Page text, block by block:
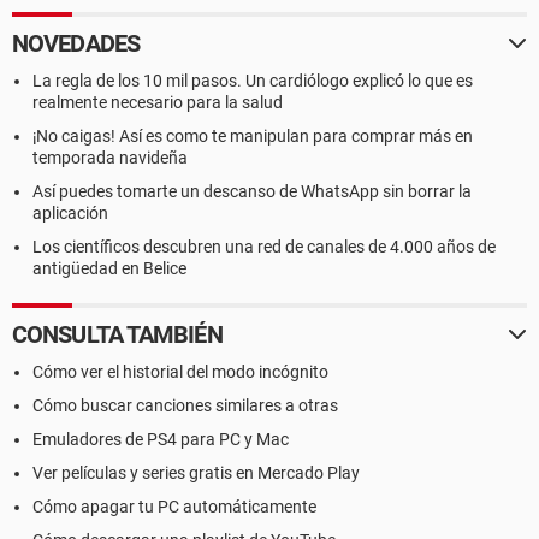
--------[ DMI ]---------------------------------------------------------------------------------------
------------------
[ BIOS ]
Propiedades del BIOS:
Fabricante American Megatrends Inc.
Versión P2.70
Fecha de salida 09/05/2006
Dispositivos de arranque Floppy Disk, Hard Disk, CD-ROM,
ATAPI ZIP, LS-120
Funciones disponibles Flash BIOS, Shadow BIOS, Selectable
Boot, EDD, BBS
Estándares soportados DMI, ACPI, PnP
Posibilidades de expansión PCI, USB
[ Sistema ]
Propiedades del sistema:
NOVEDADES
La regla de los 10 mil pasos. Un cardiólogo explicó lo que es
realmente necesario para la salud
¡No caigas! Así es como te manipulan para comprar más en
temporada navideña
Así puedes tomarte un descanso de WhatsApp sin borrar la
aplicación
Los científicos descubren una red de canales de 4.000 años de
antigüedad en Belice
CONSULTA TAMBIÉN
Cómo ver el historial del modo incógnito
Cómo buscar canciones similares a otras
Emuladores de PS4 para PC y Mac
Ver películas y series gratis en Mercado Play
Cómo apagar tu PC automáticamente